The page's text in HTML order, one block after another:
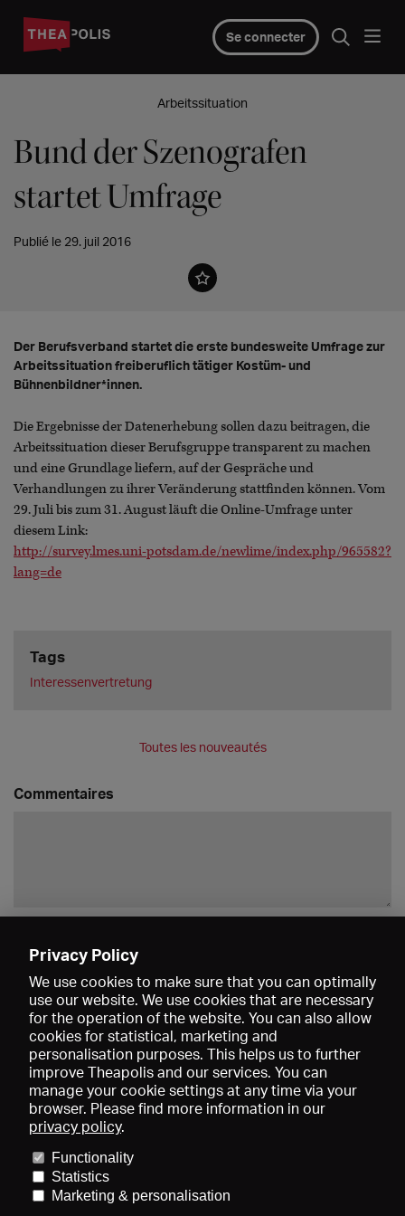
Se connecter
Arbeitssituation
Bund der Szenografen
startet Umfrage
Publié le 29. juil 2016
Der Berufsverband startet die erste bundesweite Umfrage zur
Arbeitssituation freiberuflich tätiger Kostüm- und
Bühnenbildner*innen.
Die Ergebnisse der Datenerhebung sollen dazu beitragen, die
Arbeitssituation dieser Berufsgruppe transparent zu machen
und eine Grundlage liefern, auf der Gespräche und
Verhandlungen zu ihrer Veränderung stattfinden können. Vom
29. Juli bis zum 31. August läuft die Online-Umfrage unter
diesem Link:
http://survey.lmes.uni-potsdam.de/newlime/index.php/965582?
lang=de
Tags
Interessenvertretung
Toutes les nouveautés
Commentaires
Données médiatiques
Conditions générales de vente
Contact
Aide Newsletter
Privacy Policy
We use cookies to make sure that you can optimally
use our website. We use cookies that are necessary
for the operation of the website. You can also allow
cookies for statistical, marketing and
personalisation purposes. This helps us to further
improve Theapolis and our services. You can
manage your cookie settings at any time via your
browser. Please find more information in our
privacy policy.
Functionality
Statistics
Marketing & personalisation